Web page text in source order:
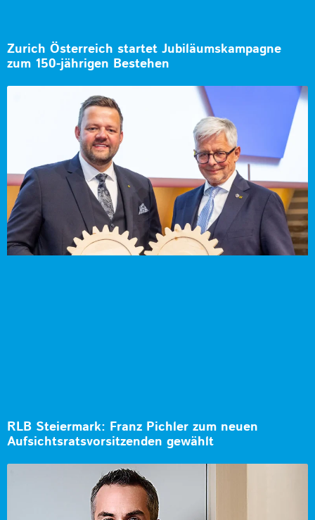
Zurich Österreich startet Jubiläumskampagne
zum 150-jährigen Bestehen
RLB Steiermark: Franz Pichler zum neuen
Aufsichtsratsvorsitzenden gewählt